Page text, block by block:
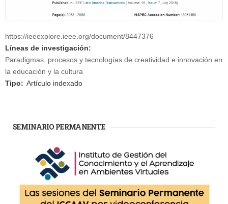
https://ieeexplore.ieee.org/document/8447376
Líneas de investigación:
Paradigmas, procesos y tecnologías de creatividad e innovación en
la educación y la cultura
Tipo: Artículo indexado
SEMINARIO PERMANENTE